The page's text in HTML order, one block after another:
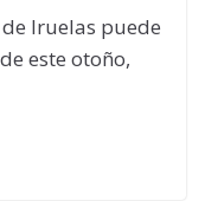
Iruelas puede
este otoño,